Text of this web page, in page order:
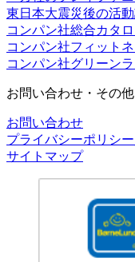
東日本大震災後の活
コンパン社総合カタ
コンパン社フィット
コンパン社グリーン
お問い合わせ・その他
お問い合わせ
プライバシーポリシ
サイトマップ